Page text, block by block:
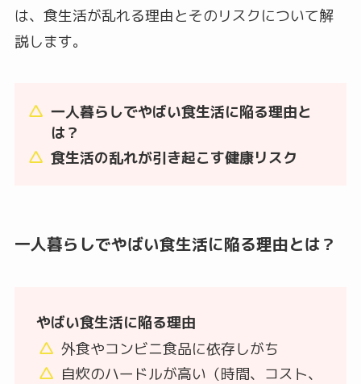
は、食生活が乱れる理由とそのリスクについて解
説します。
一人暮らしでやばい食生活に陥る理由と
は？
食生活の乱れが引き起こす健康リスク
一人暮らしでやばい食生活に陥る理由とは？
やばい食生活に陥る理由
外食やコンビニ食品に依存しがち
自炊のハードルが高い（時間、コスト、